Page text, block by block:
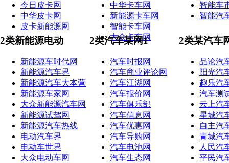
今日皮卡网
中华皮卡网
皮卡新能源网
中华卡车网
新能源卡车网
智能卡车网
大众卡车网
智能车
智能汽
2类新能源电动
新能源车时代网
新能源汽车界
新能源汽车大本营
新能源车家网
大众新能源汽车网
新能源试驾网
新能源汽车热线
电动汽车界
电动车世界
大众电动车网
2类汽车某网1
汽车时报网
汽车商业评论网
汽车江湖网
汽车报价网
汽车俱乐部
汽车信息网
汽车优惠网
汽车导购网
汽车电池网
汽车生态网
2类某汽车
品论汽
阳光汽
趣乐汽
汽车测
云上汽
星城汽
自主汽
青城汽
人民汽
平民汽